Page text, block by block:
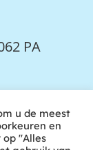
PA
LinkedIn
u de meest
en
"Alles